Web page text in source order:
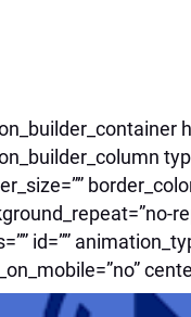
id=””